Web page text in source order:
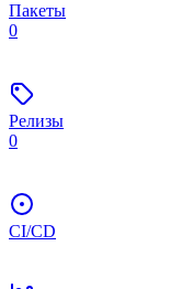
Пакеты
0
Релизы
0
CI/CD